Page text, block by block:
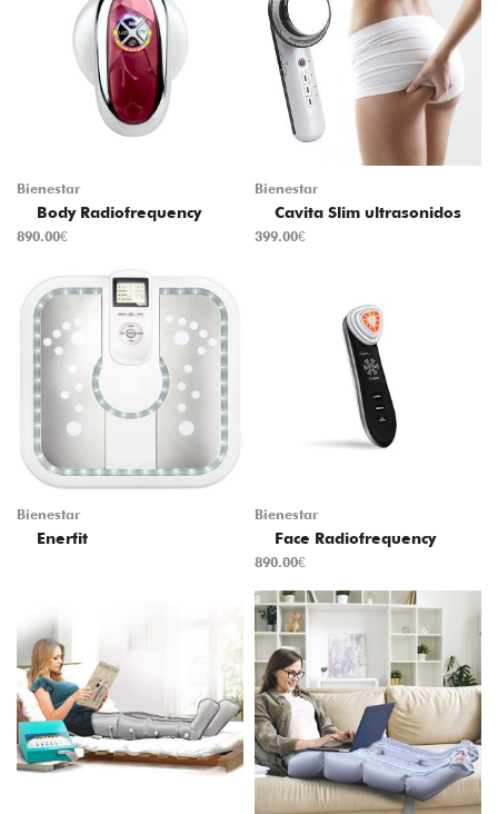
Bienestar
Body Radiofrequency
890.00€
Bienestar
Cavita Slim ultrasonidos
399.00€
Bienestar
Enerfit
Bienestar
Face Radiofrequency
890.00€